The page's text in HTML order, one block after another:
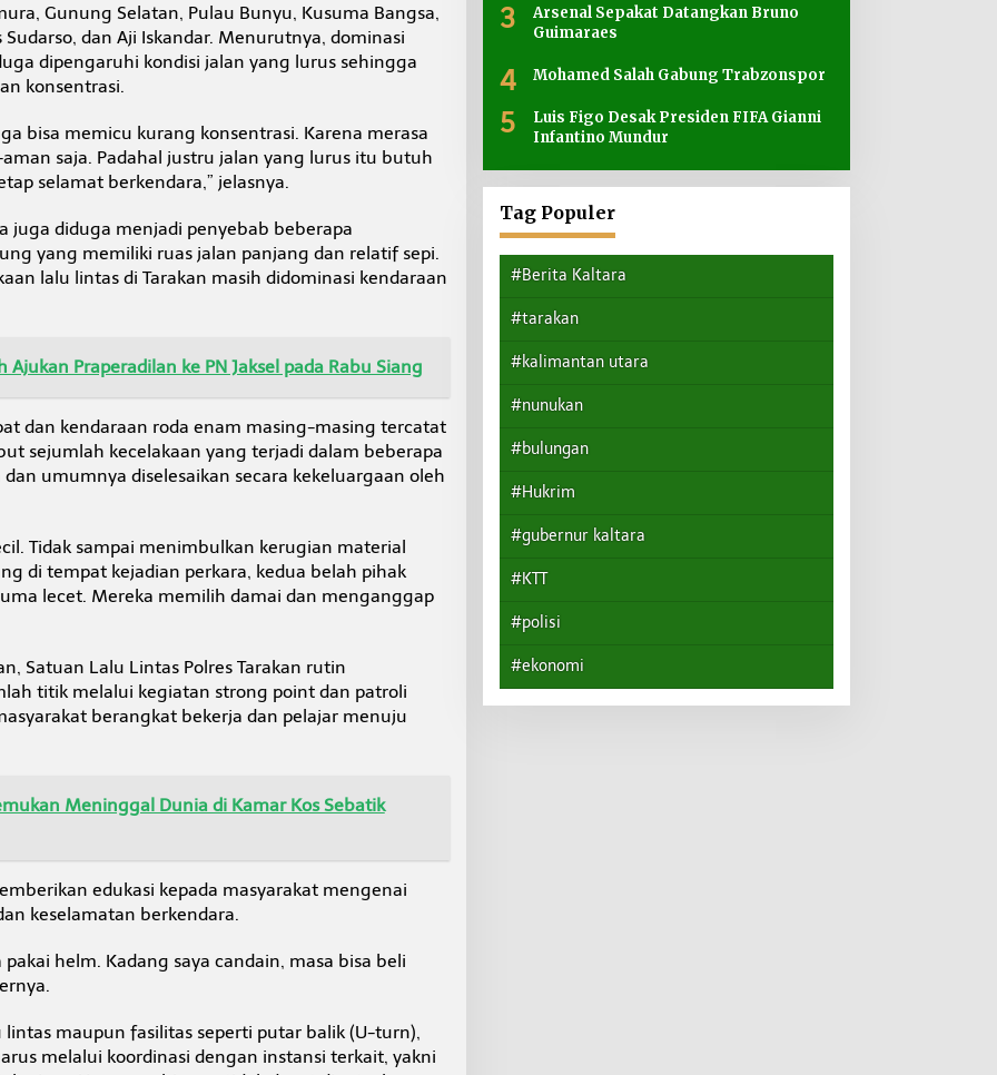
Gunung Selatan, Pulau Bunyu, Kusuma Bangsa,
Sudarso, dan Aji Iskandar. Menurutnya, dominasi
dipengaruhi kondisi jalan yang lurus sehingga
konsentrasi.
bisa memicu kurang konsentrasi. Karena merasa
saja. Padahal justru jalan yang lurus itu butuh
selamat berkendara,” jelasnya.
juga diduga menjadi penyebab beberapa
yang memiliki ruas jalan panjang dan relatif sepi.
lalu lintas di Tarakan masih didominasi kendaraan
Ajukan Praperadilan ke PN Jaksel pada Rabu Siang
dan kendaraan roda enam masing-masing tercatat
sejumlah kecelakaan yang terjadi dalam beberapa
umumnya diselesaikan secara kekeluargaan oleh
Tidak sampai menimbulkan kerugian material
di tempat kejadian perkara, kedua belah pihak
lecet. Mereka memilih damai dan menganggap
Satuan Lalu Lintas Polres Tarakan rutin
titik melalui kegiatan strong point dan patroli
berangkat bekerja dan pelajar menuju
Meninggal Dunia di Kamar Kos Sebatik
edukasi kepada masyarakat mengenai
keselamatan berkendara.
helm. Kadang saya candain, masa bisa beli
maupun fasilitas seperti putar balik (U-turn),
melalui koordinasi dengan instansi terkait, yakni
3
Arsenal Sepakat Datangkan Bruno
Guimaraes
4 Mohamed Salah Gabung Trabzonspor
5
Luis Figo Desak Presiden FIFA Gianni
Infantino Mundur
Tag Populer
#Berita Kaltara
#tarakan
#kalimantan utara
#nunukan
#bulungan
#Hukrim
#gubernur kaltara
#KTT
#polisi
#ekonomi